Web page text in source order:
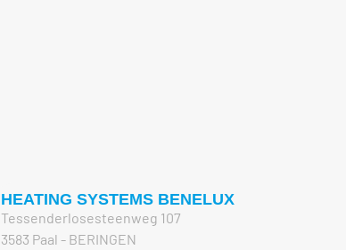
HEATING SYSTEMS BENELUX
Tessenderlosesteenweg 107
3583 Paal - BERINGEN